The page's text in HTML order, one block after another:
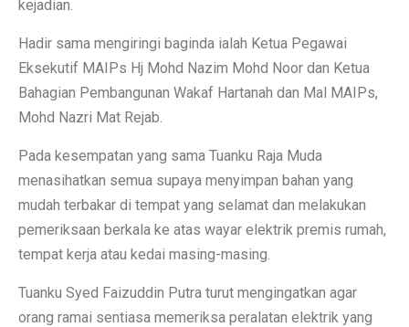
kejadian.
Hadir sama mengiringi baginda ialah Ketua Pegawai
Eksekutif MAIPs Hj Mohd Nazim Mohd Noor dan Ketua
Bahagian Pembangunan Wakaf Hartanah dan Mal MAIPs,
Mohd Nazri Mat Rejab.
Pada kesempatan yang sama Tuanku Raja Muda
menasihatkan semua supaya menyimpan bahan yang
mudah terbakar di tempat yang selamat dan melakukan
pemeriksaan berkala ke atas wayar elektrik premis rumah,
tempat kerja atau kedai masing-masing.
Tuanku Syed Faizuddin Putra turut mengingatkan agar
orang ramai sentiasa memeriksa peralatan elektrik yang